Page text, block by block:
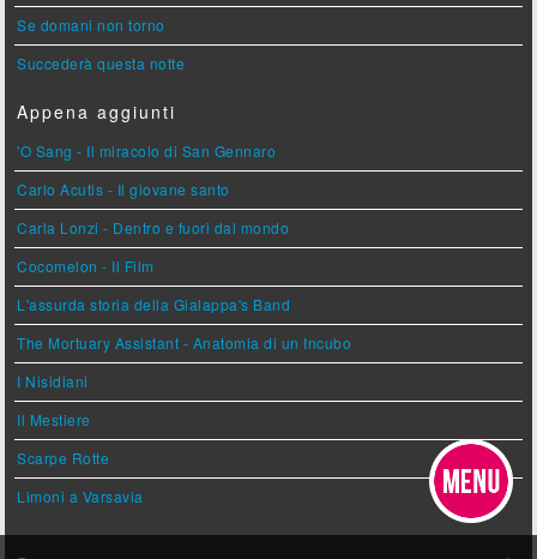
Se domani non torno
Succederà questa notte
Appena aggiunti
'O Sang - Il miracolo di San Gennaro
Carlo Acutis - Il giovane santo
Carla Lonzi - Dentro e fuori dal mondo
Cocomelon - Il Film
L'assurda storia della Gialappa's Band
The Mortuary Assistant - Anatomia di un Incubo
I Nisidiani
Il Mestiere
Scarpe Rotte
Limoni a Varsavia